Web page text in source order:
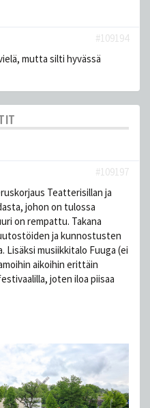
#109194
mutta silti hyvässä
#109197
Teatterisillan ja
johon on tulossa
on rempattu. Takana
ja kunnostusten
Lisäksi musiikkitalo Fuuga (ei
aikoihin erittäin
joten iloa piisaa